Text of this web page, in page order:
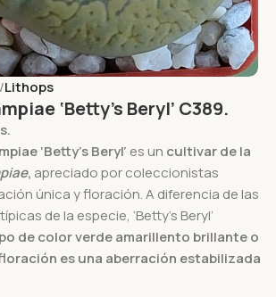
Lithops
‘Betty’s Beryl’ C389.
‘Betty’s Beryl’ es un cultivar de la
, apreciado por coleccionistas
única y floración. A diferencia de las
de la especie, ‘Betty’s Beryl’
de color verde amarillento brillante o
es una aberración estabilizada